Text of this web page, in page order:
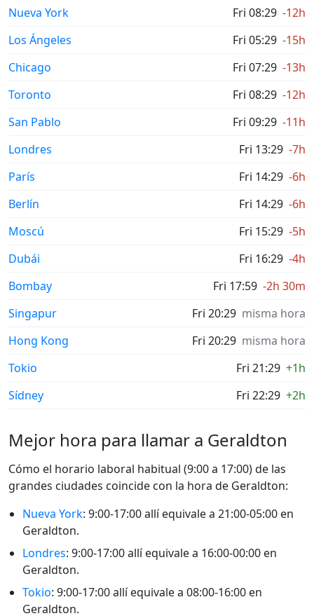
Nueva York Fri 08:29 -12h
Los Ángeles
Fri 05:29 -15h
Chicago
Fri 07:29 -13h
Toronto
Fri 08:29 -12h
San Pablo
Fri 09:29 -11h
Londres
Fri 13:29 -7h
París
Fri 14:29 -6h
Berlín
Fri 14:29 -6h
Moscú
Fri 15:29 -5h
Dubái
Fri 16:29 -4h
Bombay
Fri 17:59 -2h 30m
Singapur
Fri 20:29 misma hora
Hong Kong
Fri 20:29 misma hora
Tokio
Fri 21:29 +1h
Sídney
Fri 22:29 +2h
Mejor hora para llamar a Geraldton
Cómo el horario laboral habitual (9:00 a 17:00) de las
grandes ciudades coincide con la hora de Geraldton:
Nueva York: 9:00-17:00 allí equivale a 21:00-05:00 en
Geraldton.
Londres: 9:00-17:00 allí equivale a 16:00-00:00 en
Geraldton.
Tokio: 9:00-17:00 allí equivale a 08:00-16:00 en
Geraldton.